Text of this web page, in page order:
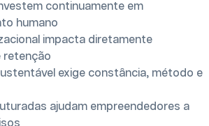
continuamente em
humano
impacta diretamente
retenção
exige constância, método e
ajudam empreendedores a